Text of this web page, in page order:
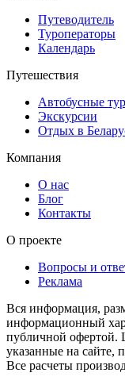
Путеводитель
Туроператоры
Календарь
Путешествия
Автобусные
Экскурсии
Отдых в
Компания
О нас
Блог
Контакты
О проекте
Вопросы и
Реклама
Вся информация,
информационный
публичной
указанные на
Все расчеты